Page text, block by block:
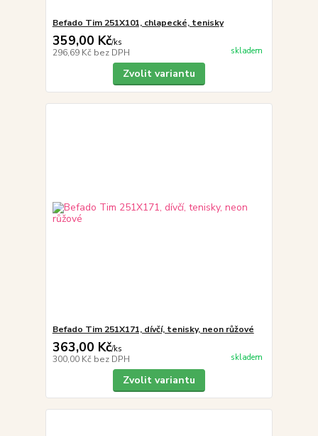
Befado Tim 251X101, chlapecké, tenisky
359,00 Kč/ks
296,69 Kč bez DPH skladem
Zvolit variantu
Befado Tim 251X171, dívčí, tenisky, neon růžové
363,00 Kč/ks
300,00 Kč bez DPH skladem
Zvolit variantu